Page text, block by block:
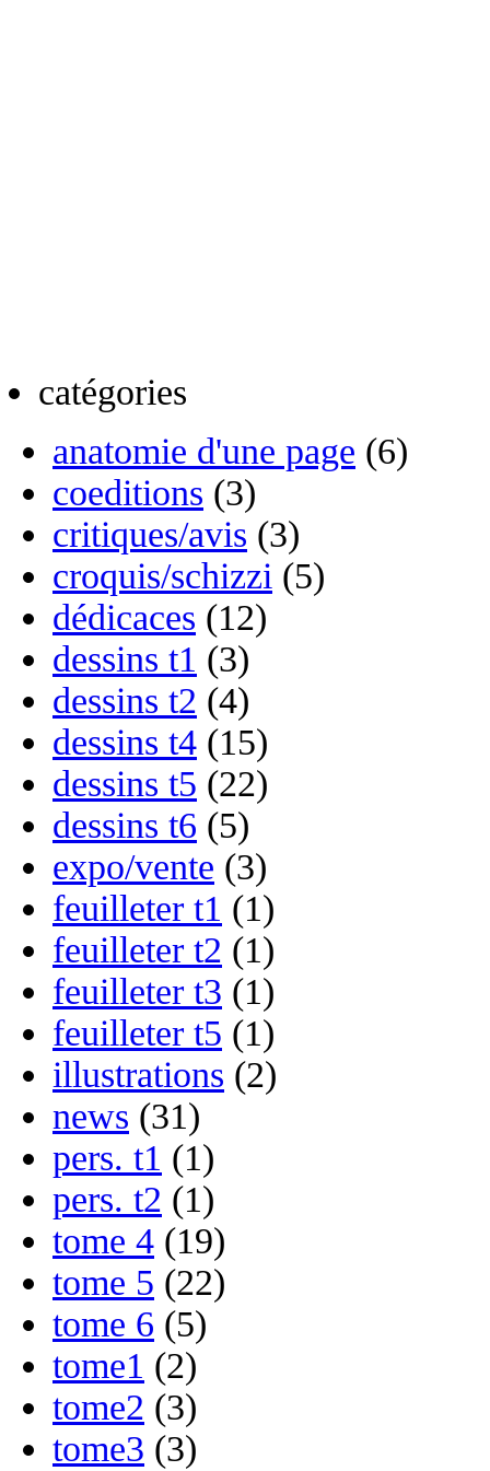
catégories
anatomie d'une page (6)
coeditions (3)
critiques/avis (3)
croquis/schizzi (5)
dédicaces (12)
dessins t1 (3)
dessins t2 (4)
dessins t4 (15)
dessins t5 (22)
dessins t6 (5)
expo/vente (3)
feuilleter t1 (1)
feuilleter t2 (1)
feuilleter t3 (1)
feuilleter t5 (1)
illustrations (2)
news (31)
pers. t1 (1)
pers. t2 (1)
tome 4 (19)
tome 5 (22)
tome 6 (5)
tome1 (2)
tome2 (3)
tome3 (3)